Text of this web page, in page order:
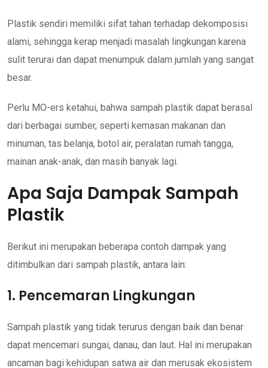
Plastik sendiri memiliki sifat tahan terhadap dekomposisi
alami, sehingga kerap menjadi masalah lingkungan karena
sulit terurai dan dapat menumpuk dalam jumlah yang sangat
besar.
Perlu MO-ers ketahui, bahwa sampah plastik dapat berasal
dari berbagai sumber, seperti kemasan makanan dan
minuman, tas belanja, botol air, peralatan rumah tangga,
mainan anak-anak, dan masih banyak lagi.
Apa Saja Dampak Sampah
Plastik
Berikut ini merupakan beberapa contoh dampak yang
ditimbulkan dari sampah plastik, antara lain:
1. Pencemaran Lingkungan
Sampah plastik yang tidak terurus dengan baik dan benar
dapat mencemari sungai, danau, dan laut. Hal ini merupakan
ancaman bagi kehidupan satwa air dan merusak ekosistem